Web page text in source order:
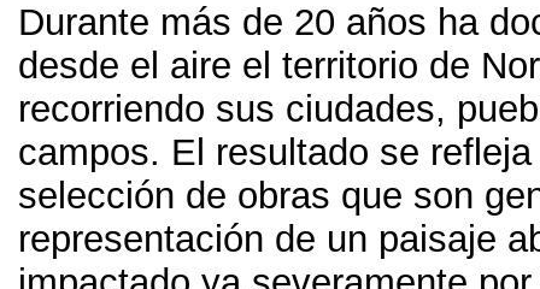
Durante más de 20 años ha
desde el aire el territorio de
recorriendo sus ciudades,
campos. El resultado se
selección de obras que son
representación de un paisaje